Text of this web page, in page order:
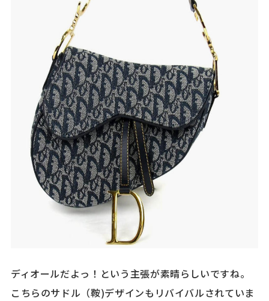
ディオールだよっ！という主張が素晴らしいですね。
こちらのサドル（鞍)デザインもリバイバルされていま